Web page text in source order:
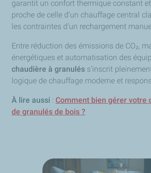
garantit un confort thermique constant
proche de celle d’un chauffage central
les contraintes d’un rechargement
Entre réduction des émissions de CO₂,
énergétiques et automatisation des
chaudière à granulés s’inscrit
logique de chauffage moderne et
À lire aussi : Comment bien gérer votre
de granulés de bois ?